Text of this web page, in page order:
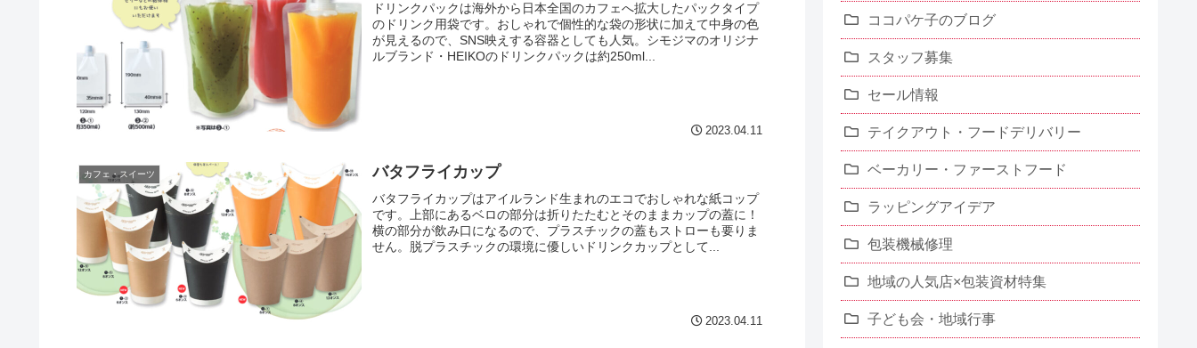
ドリンクパックは海外から日本全国のカフェへ拡大したパックタイプ
のドリンク用袋です。おしゃれで個性的な袋の形状に加えて中身の色
が見えるので、SNS映えする容器としても人気。シモジマのオリジナ
ルブランド・HEIKOのドリンクパックは約250ml...
2023.04.11
カフェ・スイーツ バタフライカップ
バタフライカップはアイルランド生まれのエコでおしゃれな紙コップ
です。上部にあるベロの部分は折りたたむとそのままカップの蓋に！
横の部分が飲み口になるので、プラスチックの蓋もストローも要りま
せん。脱プラスチックの環境に優しいドリンクカップとして...
2023.04.11
ココパケ子のブログ
スタッフ募集
セール情報
テイクアウト・フードデリバリー
ベーカリー・ファーストフード
ラッピングアイデア
包装機械修理
地域の人気店×包装資材特集
子ども会・地域行事